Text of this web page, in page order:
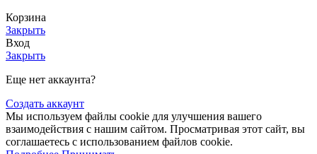
Корзина
Закрыть
Вход
Закрыть
Еще нет аккаунта?
Создать аккаунт
Мы используем файлы cookie для улучшения вашего
взаимодействия с нашим сайтом. Просматривая этот сайт, вы
соглашаетесь с использованием файлов cookie.